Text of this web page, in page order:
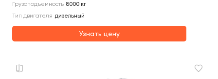
Грузоподъемность 8000 кг
Тип двигателя дизельный
Узнать цену